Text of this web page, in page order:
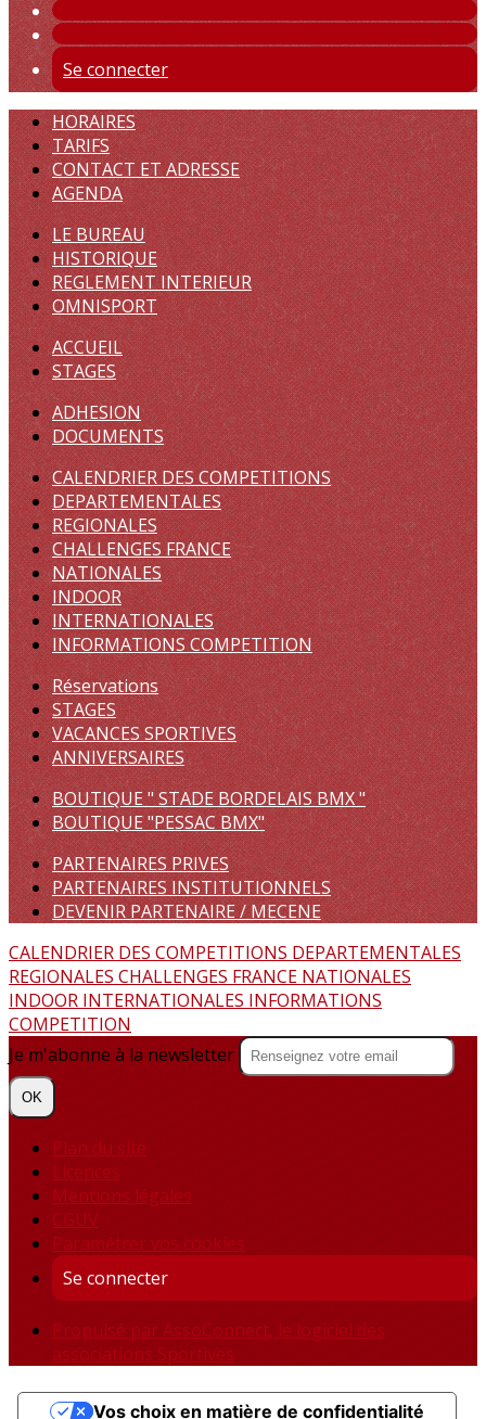
Se connecter
HORAIRES
TARIFS
CONTACT ET ADRESSE
AGENDA
LE BUREAU
HISTORIQUE
REGLEMENT INTERIEUR
OMNISPORT
ACCUEIL
STAGES
ADHESION
DOCUMENTS
CALENDRIER DES COMPETITIONS
DEPARTEMENTALES
REGIONALES
CHALLENGES FRANCE
NATIONALES
INDOOR
INTERNATIONALES
INFORMATIONS COMPETITION
Réservations
STAGES
VACANCES SPORTIVES
ANNIVERSAIRES
BOUTIQUE " STADE BORDELAIS BMX "
BOUTIQUE "PESSAC BMX"
PARTENAIRES PRIVES
PARTENAIRES INSTITUTIONNELS
DEVENIR PARTENAIRE / MECENE
CALENDRIER DES COMPETITIONS DEPARTEMENTALES
REGIONALES CHALLENGES FRANCE NATIONALES
INDOOR INTERNATIONALES INFORMATIONS
COMPETITION
Je m'abonne à la newsletter
OK
Plan du site
Licences
Mentions légales
CGUV
Paramétrer vos cookies
Se connecter
Propulsé par AssoConnect, le logiciel des
associations Sportives
Vos choix en matière de confidentialité